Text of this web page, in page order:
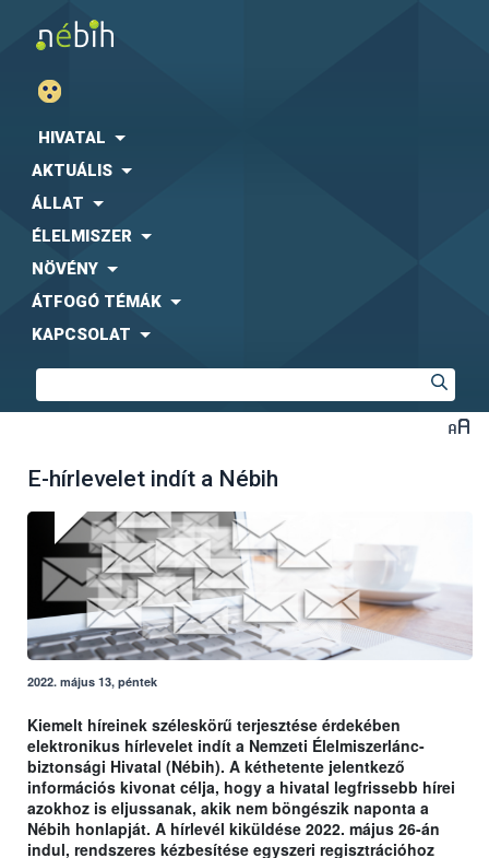
HIVATAL
AKTUÁLIS
ÁLLAT
ÉLELMISZER
NÖVÉNY
ÁTFOGÓ TÉMÁK
KAPCSOLAT
E-hírlevelet indít a Nébih
2022. május 13, péntek
Kiemelt híreinek széleskörű terjesztése érdekében
elektronikus hírlevelet indít a Nemzeti Élelmiszerlánc-
biztonsági Hivatal (Nébih). A kéthetente jelentkező
információs kivonat célja, hogy a hivatal legfrissebb hírei
azokhoz is eljussanak, akik nem böngészik naponta a
Nébih honlapját. A hírlevél kiküldése 2022. május 26-án
indul, rendszeres kézbesítése egyszeri regisztrációhoz